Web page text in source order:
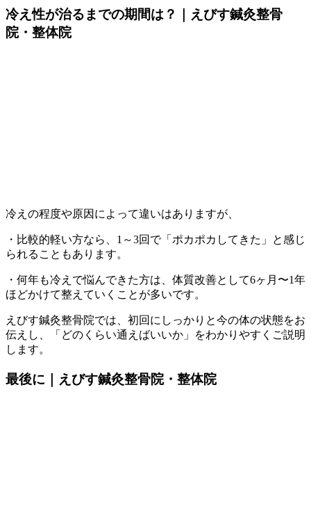
冷え性が治るまでの期間は？｜えびす鍼灸整骨
院・整体院
冷えの程度や原因によって違いはありますが、
・比較的軽い方なら、1～3回で「ポカポカしてきた」と感じ
られることもあります。
・何年も冷えで悩んできた方は、体質改善として6ヶ月〜1年
ほどかけて整えていくことが多いです。
えびす鍼灸整骨院では、初回にしっかりと今の体の状態をお
伝えし、「どのくらい通えばいいか」をわかりやすくご説明
します。
最後に｜えびす鍼灸整骨院・整体院